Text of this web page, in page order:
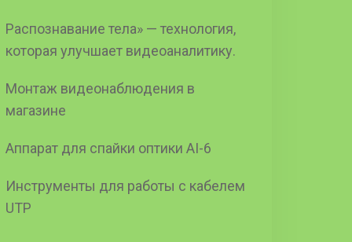
Распознавание тела» — технология,
которая улучшает видеоаналитику.
Монтаж видеонаблюдения в
магазине
Аппарат для спайки оптики AI-6
Инструменты для работы с кабелем
UTP